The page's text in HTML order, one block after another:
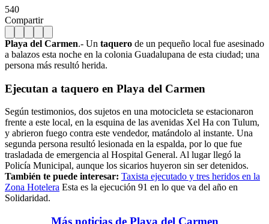
540
Compartir
Playa del Carmen.- Un taquero de un pequeño local fue asesinado
a balazos esta noche en la colonia Guadalupana de esta ciudad; una
persona más resultó herida.
Ejecutan a taquero en Playa del Carmen
Según testimonios, dos sujetos en una motocicleta se estacionaron
frente a este local, en la esquina de las avenidas Xel Ha con Tulum,
y abrieron fuego contra este vendedor, matándolo al instante. Una
segunda persona resultó lesionada en la espalda, por lo que fue
trasladada de emergencia al Hospital General. Al lugar llegó la
Policía Municipal, aunque los sicarios huyeron sin ser detenidos.
También te puede interesar: Taxista ejecutado y tres heridos en la
Zona Hotelera Esta es la ejecución 91 en lo que va del año en
Solidaridad.
Más noticias de Playa del Carmen